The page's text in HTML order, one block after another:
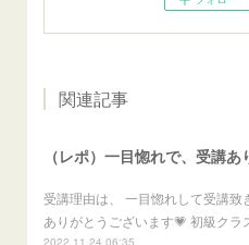
関連記事
受講理由は、 一目惚れして受講致
ありがとうございます💗 初級クラ
2022.11.24 06:35